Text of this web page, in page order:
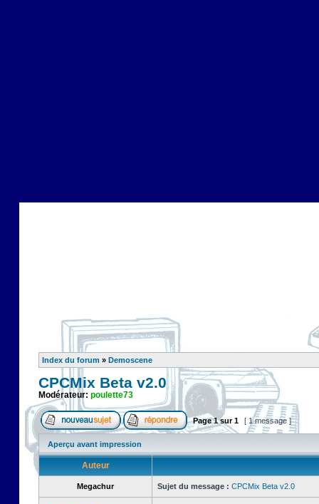
Index du forum » Demoscene
CPCMix Beta v2.0
Modérateur: poulette73
Page1sur1 [ 1 message ]
Aperçu avant impression
Auteur
Megachur Sujet du message : CPCMix Beta v2.0